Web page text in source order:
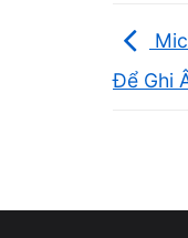
👉 Đây
Để Ghi